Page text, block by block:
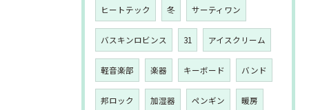
ヒートテック 冬 サーティワン
バスキンロビンス 31 アイスクリーム
軽音楽部 楽器 キーボード バンド
邦ロック 加湿器 ペンギン 暖房